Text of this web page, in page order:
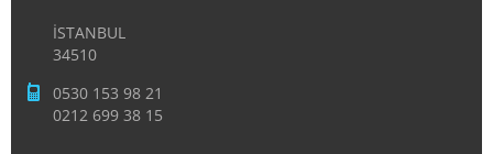
İSTANBUL
34510
0530 153 98 21
0212 699 38 15